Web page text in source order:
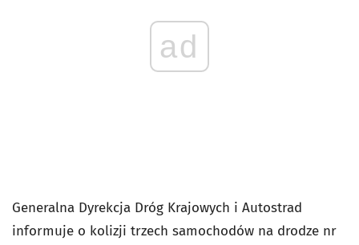
ad
Generalna Dyrekcja Dróg Krajowych i Autostrad
informuje o kolizji trzech samochodów na drodze nr